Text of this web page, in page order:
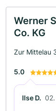
Werner
Co. KG
Zur Mittelau
5.0
Ilse D.